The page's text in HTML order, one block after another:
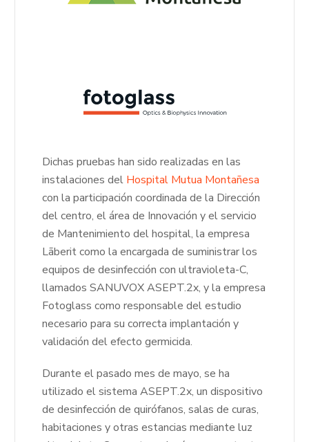
Dichas pruebas han sido realizadas en las
instalaciones del Hospital Mutua Montañesa
con la participación coordinada de la Dirección
del centro, el área de Innovación y el servicio
de Mantenimiento del hospital, la empresa
Lãberit como la encargada de suministrar los
equipos de desinfección con ultravioleta-C,
llamados SANUVOX ASEPT.2x, y la empresa
Fotoglass como responsable del estudio
necesario para su correcta implantación y
validación del efecto germicida.
Durante el pasado mes de mayo, se ha
utilizado el sistema ASEPT.2x, un dispositivo
de desinfección de quirófanos, salas de curas,
habitaciones y otras estancias mediante luz